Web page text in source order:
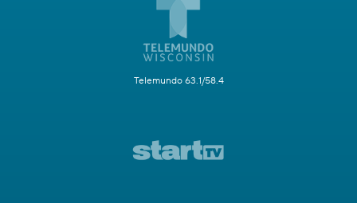
Telemundo 63.1/58.4